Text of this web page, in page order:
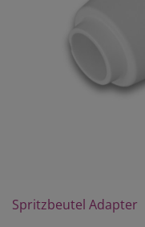
Spritzbeutel Adapter